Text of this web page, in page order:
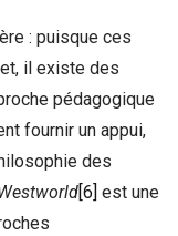
: puisque ces
il existe des
pédagogique
fournir un appui,
des
[6] est une